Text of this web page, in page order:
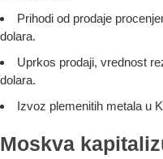
Prihodi od prodaje
dolara.
Uprkos prodaji, vrednost
dolara.
Izvoz plemenitih metala u
Moskva